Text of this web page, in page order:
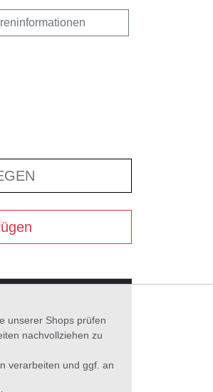
unserer Shops prüfen
nachvollziehen zu
verarbeiten und ggf. an